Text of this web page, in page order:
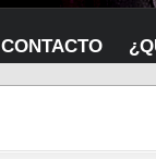
CONTACTO